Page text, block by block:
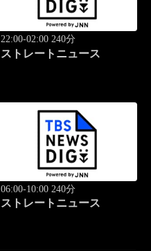
22:00-02:00 240分
ストレートニュース
06:00-10:00 240分
ストレートニュース